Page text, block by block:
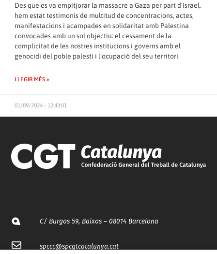
Des que es va empitjorar la massacre a Gaza per part d’Israel,
hem estat testimonis de multitud de concentracions, actes,
manifestacions i acampades en solidaritat amb Palestina
convocades amb un sol objectiu: el cessament de la
complicitat de les nostres institucions i governs amb el
genocidi del poble palestí i l’ocupació del seu territori.
LLEGIR MÉS »
01/09/2024 - 12:43:01
C/ Burgos 59, Baixos – 08014 Barcelona
spccc@spcgtcatalunya.cat